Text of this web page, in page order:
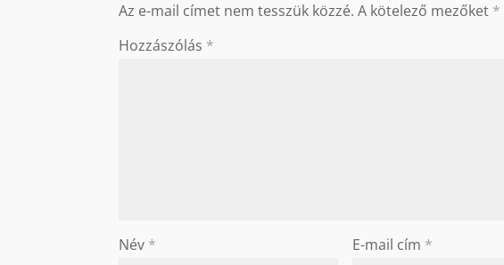
Az e-mail címet nem tesszük közzé. A kötelező mezőket *
Hozzászólás *
Név * E-mail cím *